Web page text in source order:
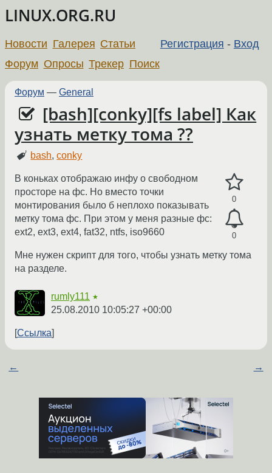
LINUX.ORG.RU
Регистрация - Вход
Новости Галерея Статьи
Форум Опросы Трекер Поиск
Форум — General
[bash][conky][fs label] Как
узнать метку тома ??
bash,conky
0
0
В коньках отображаю инфу о свободном
просторе на фс. Но вместо точки
монтирования было б неплохо показывать
метку тома фс. При этом у меня разные фс:
ext2, ext3, ext4, fat32, ntfs, iso9660
Мне нужен скрипт для того, чтобы узнать метку тома
на разделе.
rumly111 ★
25.08.2010 10:05:27 +00:00
Ссылка
← →